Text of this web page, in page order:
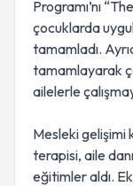
Programı’nı
çocuklarda
tamamladı.
tamamlayarak
ailelerle
Mesleki gelişimi
terapisi, aile
eğitimler aldı.